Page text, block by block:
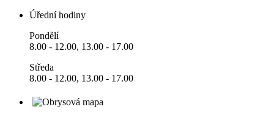
Úřední hodiny
Pondělí
8.00 - 12.00, 13.00 - 17.00
Středa
8.00 - 12.00, 13.00 - 17.00